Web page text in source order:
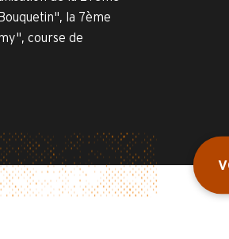
la 7ème
course de